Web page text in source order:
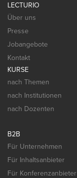
LECTURIO
Über uns
Presse
Jobangebote
Kontakt
KURSE
nach Themen
nach Institutionen
nach Dozenten
B2B
Für Unternehmen
Für Inhaltsanbieter
Für Konferenzanbieter